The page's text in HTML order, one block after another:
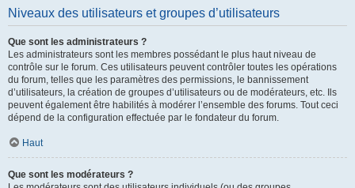
Niveaux des utilisateurs et groupes d’utilisateurs
Que sont les administrateurs ?
Les administrateurs sont les membres possédant le plus haut niveau de
contrôle sur le forum. Ces utilisateurs peuvent contrôler toutes les opérations
du forum, telles que les paramètres des permissions, le bannissement
d’utilisateurs, la création de groupes d’utilisateurs ou de modérateurs, etc. Ils
peuvent également être habilités à modérer l’ensemble des forums. Tout ceci
dépend de la configuration effectuée par le fondateur du forum.
Haut
Que sont les modérateurs ?